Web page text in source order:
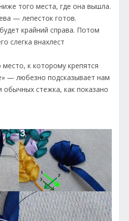
того места, где она вышла.
— лепесток готов.
крайний справа. Потом
слегка внахлест
к которому крепятся
— любезно подсказывает нам
обычных стежка, как показано